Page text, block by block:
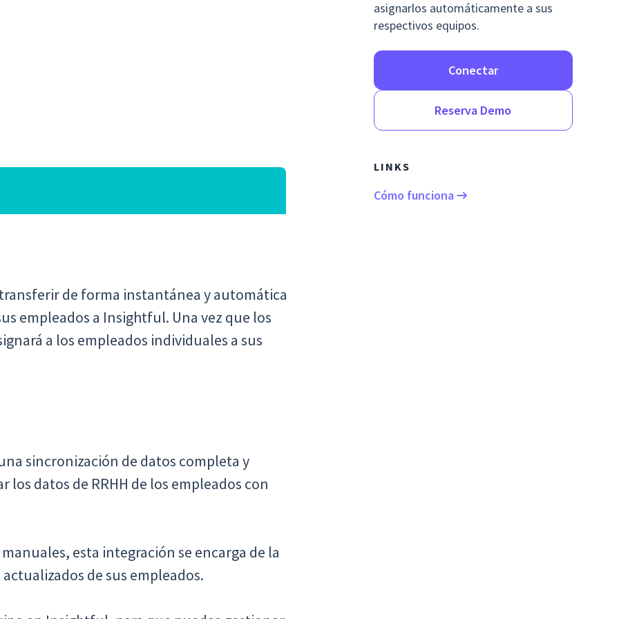
de forma instantánea y automática
empleados a Insightful. Una vez que los
a los empleados individuales a sus
sincronización de datos completa y
datos de RRHH de los empleados con
esta integración se encarga de la
de sus empleados.
asignarlos automáticamente a sus
respectivos equipos.
Conectar
Reserva Demo
LINKS
Cómo funciona